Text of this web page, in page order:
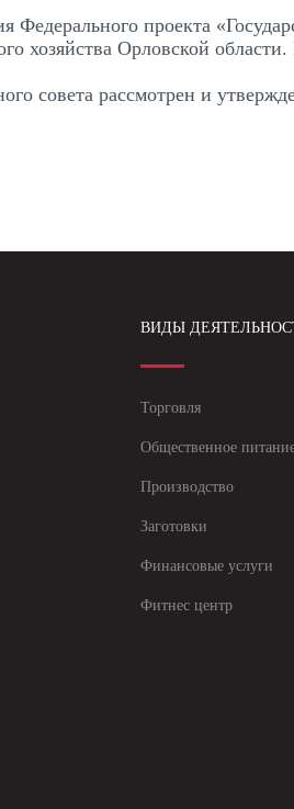
Федерального проекта
хозяйства Орловской
совета рассмотрен и
ВИДЫ
Торговля
Общественное
Производство
Заготовки
Финансовые услуги
Фитнес центр